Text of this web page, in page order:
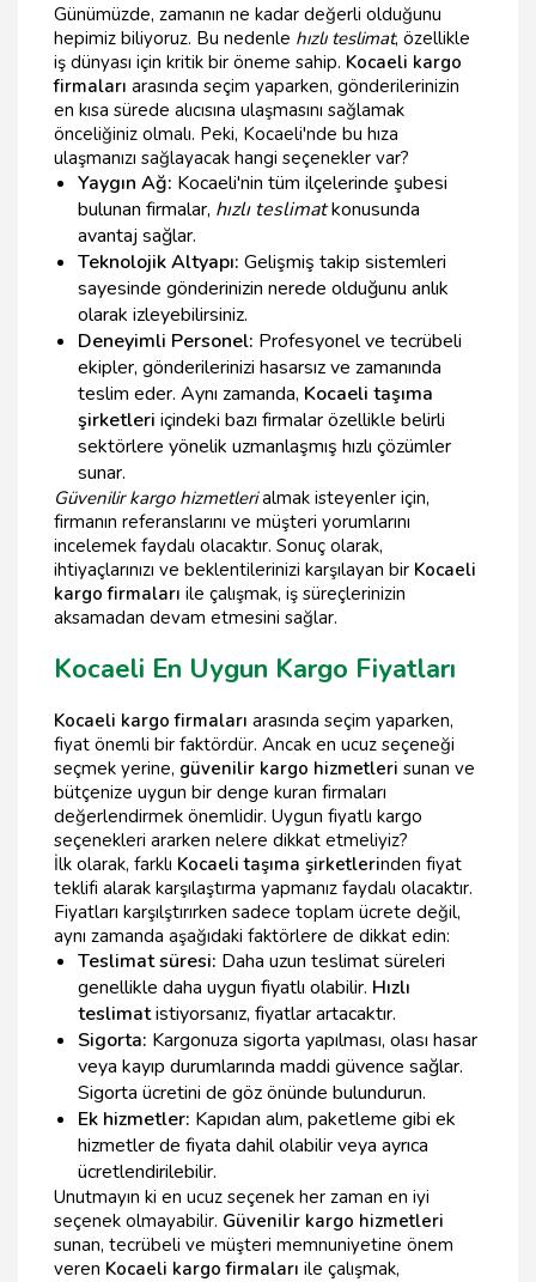
Günümüzde, zamanın ne kadar değerli olduğunu
hepimiz biliyoruz. Bu nedenle hızlı teslimat, özellikle
iş dünyası için kritik bir öneme sahip. Kocaeli kargo
firmaları arasında seçim yaparken, gönderilerinizin
en kısa sürede alıcısına ulaşmasını sağlamak
önceliğiniz olmalı. Peki, Kocaeli'nde bu hıza
ulaşmanızı sağlayacak hangi seçenekler var?
Yaygın Ağ: Kocaeli'nin tüm ilçelerinde şubesi
bulunan firmalar, hızlı teslimatkonusunda
avantaj sağlar.
Teknolojik Altyapı: Gelişmiş takip sistemleri
sayesinde gönderinizin nerede olduğunu anlık
olarak izleyebilirsiniz.
Deneyimli Personel: Profesyonel ve tecrübeli
ekipler, gönderilerinizi hasarsız ve zamanında
teslim eder. Aynı zamanda, Kocaeli taşıma
şirketleri içindeki bazı firmalar özellikle belirli
sektörlere yönelik uzmanlaşmış hızlı çözümler
sunar.
Güvenilir kargo hizmetlerialmak isteyenler için,
firmanın referanslarını ve müşteri yorumlarını
incelemek faydalı olacaktır. Sonuç olarak,
ihtiyaçlarınızı ve beklentilerinizi karşılayan bir Kocaeli
kargo firmaları ile çalışmak, iş süreçlerinizin
aksamadan devam etmesini sağlar.
Kocaeli En Uygun Kargo Fiyatları
Kocaeli kargo firmaları arasında seçim yaparken,
fiyat önemli bir faktördür. Ancak en ucuz seçeneği
seçmek yerine, güvenilir kargo hizmetleri sunan ve
bütçenize uygun bir denge kuran firmaları
değerlendirmek önemlidir. Uygun fiyatlı kargo
seçenekleri ararken nelere dikkat etmeliyiz?
İlk olarak, farklı Kocaeli taşıma şirketlerinden fiyat
teklifi alarak karşılaştırma yapmanız faydalı olacaktır.
Fiyatları karşılştırırken sadece toplam ücrete değil,
aynı zamanda aşağıdaki faktörlere de dikkat edin:
Teslimat süresi: Daha uzun teslimat süreleri
genellikle daha uygun fiyatlı olabilir. Hızlı
teslimatistiyorsanız, fiyatlar artacaktır.
Sigorta: Kargonuza sigorta yapılması, olası hasar
veya kayıp durumlarında maddi güvence sağlar.
Sigorta ücretini de göz önünde bulundurun.
Ek hizmetler: Kapıdan alım, paketleme gibi ek
hizmetler de fiyata dahil olabilir veya ayrıca
ücretlendirilebilir.
Unutmayın ki en ucuz seçenek her zaman en iyi
seçenek olmayabilir. Güvenilir kargo hizmetleri
sunan, tecrübeli ve müşteri memnuniyetine önem
veren Kocaeli kargo firmaları ile çalışmak,